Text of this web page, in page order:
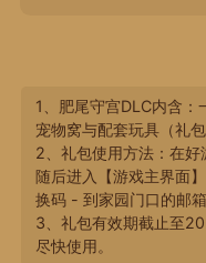
1、肥尾守宫DLC内含：
宠物窝与配套玩具（礼
2、礼包使用方法：在好
随后进入【游戏主界面
换码 - 到家园门口的邮
3、礼包有效期截止至
尽快使用。